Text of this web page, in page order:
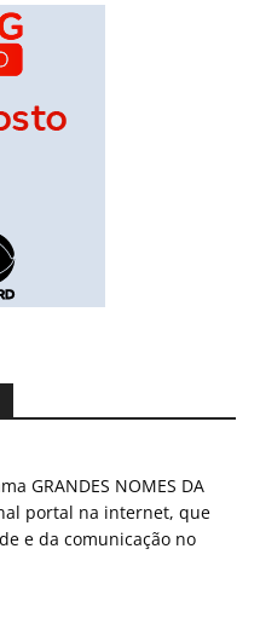
GRANDES NOMES DA
portal na internet, que
e da comunicação no